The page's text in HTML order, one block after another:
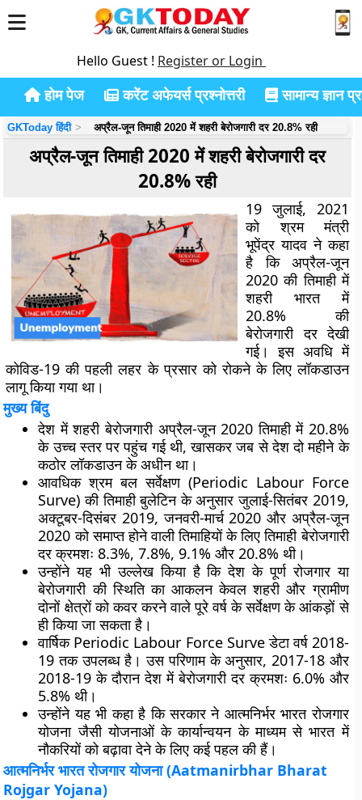
Hello Guest ! Register or Login
होम पेज करेंट अफेयर्स प्रश्नोत्तरी सामान्य ज्ञान
GKToday हिंदी अप्रैल-जून तिमाही 2020 में शहरी बेरोजगारी दर 20.8% रही
अप्रैल-जून तिमाही 2020 में शहरी बेरोजगारी दर
20.8% रही
19 जुलाई, 2021
को श्रम मंत्री
भूपेंद्र यादव ने कहा
है कि अप्रैल-जून
2020 की तिमाही में
शहरी भारत में
20.8% की
बेरोजगारी दर देखी
गई। इस अवधि में
कोविड-19 की पहली लहर के प्रसार को रोकने के लिए लॉकडाउन
लागू किया गया था।
मुख्य बिंदु
देश में शहरी बेरोजगारी अप्रैल-जून 2020 तिमाही में 20.8%
के उच्च स्तर पर पहुंच गई थी, खासकर जब से देश दो महीने के
कठोर लॉकडाउन के अधीन था।
आवधिक श्रम बल सर्वेक्षण (Periodic Labour Force
Surve) की तिमाही बुलेटिन के अनुसार जुलाई-सितंबर 2019,
अक्टूबर-दिसंबर 2019, जनवरी-मार्च 2020 और अप्रैल-जून
2020 को समाप्त होने वाली तिमाहियों के लिए तिमाही बेरोजगारी
दर क्रमशः 8.3%, 7.8%, 9.1% और 20.8% थी।
उन्होंने यह भी उल्लेख किया है कि देश के पूर्ण रोजगार या
बेरोजगारी की स्थिति का आकलन केवल शहरी और ग्रामीण
दोनों क्षेत्रों को कवर करने वाले पूरे वर्ष के सर्वेक्षण के आंकड़ों से
ही किया जा सकता है।
वार्षिक Periodic Labour Force Surve डेटा वर्ष 2018-
19 तक उपलब्ध है। उस परिणाम के अनुसार, 2017-18 और
2018-19 के दौरान देश में बेरोजगारी दर क्रमशः 6.0% और
5.8% थी।
उन्होंने यह भी कहा है कि सरकार ने आत्मनिर्भर भारत रोजगार
योजना जैसी योजनाओं के कार्यान्वयन के माध्यम से भारत में
नौकरियों को बढ़ावा देने के लिए कई पहल की हैं।
आत्मनिर्भर भारत रोजगार योजना (Aatmanirbhar Bharat
Rojgar Yojana)